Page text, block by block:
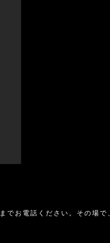
までお電話ください。その場